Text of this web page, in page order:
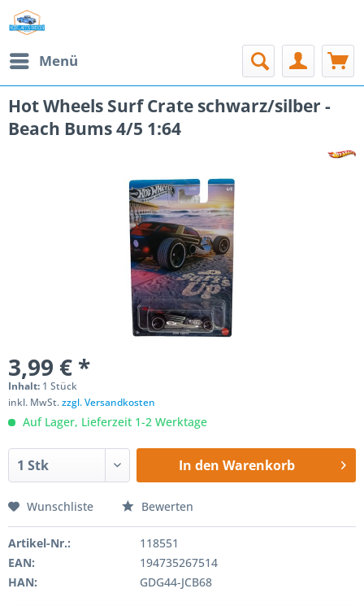
Menü
Hot Wheels Surf Crate schwarz/silber -
Beach Bums 4/5 1:64
3,99 € *
Inhalt: 1 Stück
inkl. MwSt.zzgl. Versandkosten
Auf Lager, Lieferzeit 1-2 Werktage
In den Warenkorb
Wunschliste Bewerten
Artikel-Nr.:
118551
EAN:
194735267514
HAN:
GDG44-JCB68